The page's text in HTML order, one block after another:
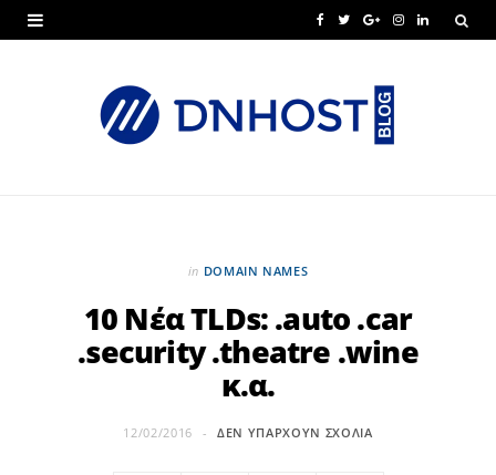
c
T
i
G
o
g
u
I L
in DOMAIN NAMES
10 Νέα TLDs: .auto .car
.security .theatre .wine
κ.α.
12/02/2016 ΔΕΝ ΥΠΆΡΧΟΥΝ ΣΧΌΛΙΑ